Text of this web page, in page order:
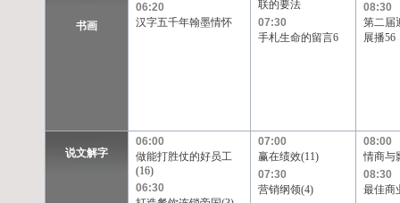
书画
06:20
汉字五千年翰墨情怀
联的要法
07:30
手札生命的留言6
08:30
第二届
展播56
说文解字
06:00
做能打胜仗的好员工
(16)
06:30
07:00
赢在绩效(11)
07:30
营销纲领(4)
08:00
情商与
08:30
最佳商